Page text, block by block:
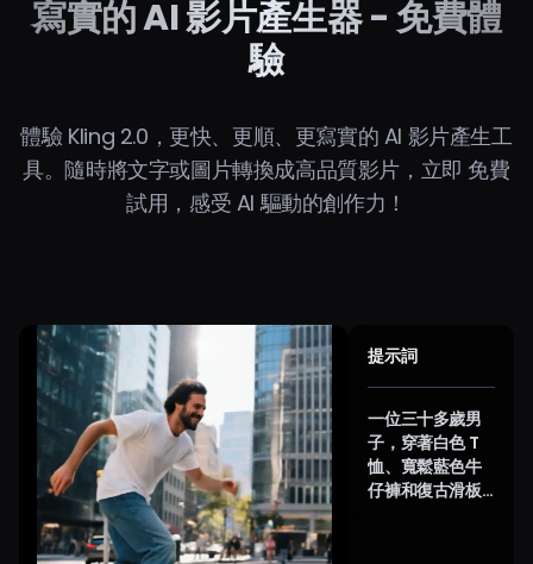
寫實的 AI 影片產生器 - 免費體
驗
體驗 Kling 2.0，更快、更順、更寫實的 AI 影片產生工
具。隨時將文字或圖片轉換成高品質影片，立即 免費
試用，感受 AI 驅動的創作力！
提示詞
一位三十多歲男
子，穿著白色 T
恤、寬鬆藍色牛
仔褲和復古滑板